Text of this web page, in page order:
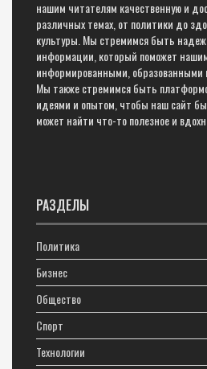
нашим читателям качественную и
различных темах, от политики до
культуры. Мы стремимся быть
информации, который поможет
информированными, образованными
Мы также стремимся быть
идеями и опытом, чтобы наш сайт
может найти что-то полезное и
РАЗДЕЛЫ
Политика
Бизнес
Общество
Спорт
Технологии